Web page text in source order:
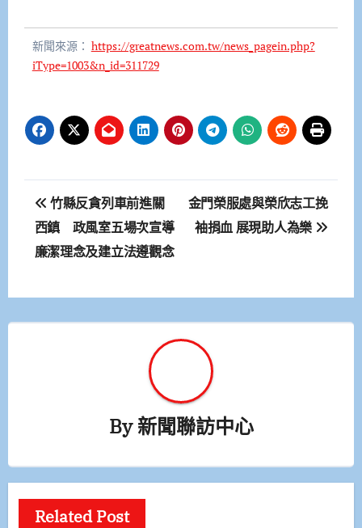
新聞來源： https://greatnews.com.tw/news_pagein.php?
iType=1003&n_id=311729
文
章
導
覽
竹縣反貪列車前進關
西鎮 政風室五場次宣導
廉潔理念及建立法遵觀念
金門榮服處與榮欣志工挽
袖捐血 展現助人為樂
By新聞聯訪中心
Related Post